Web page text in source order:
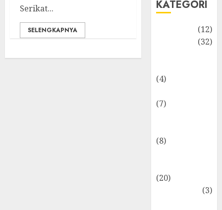
Serikat...
SELENGKAPNYA
KATEGORI
(12)
(32)
(4)
(7)
(8)
(20)
(3)